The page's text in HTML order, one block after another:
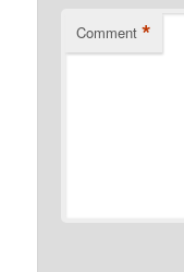
Comment *